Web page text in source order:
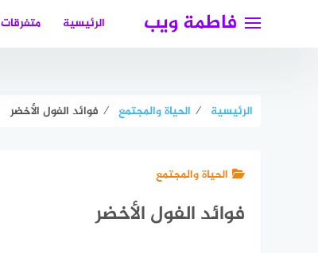
فاطمة ويب الرئيسية متفرقات
الرئيسية ⁄ الحياة والمجتمع ⁄ فوائد الفول الأخضر
الحياة والمجتمع
فوائد الفول الأخضر